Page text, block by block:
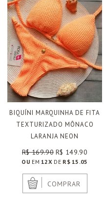
BIQUÍNI MARQUINHA DE FITA
TEXTURIZADO MÔNACO
LARANJA NEON
R$ 169.90 R$ 149.90
OU EM12X DE R$ 15.05
COMPRAR